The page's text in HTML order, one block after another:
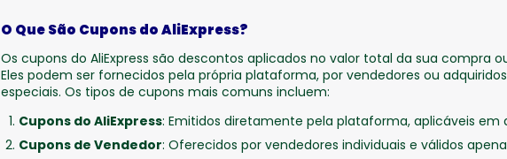
O Que São Cupons do AliExpress?
Os cupons do AliExpress são descontos aplicados no valor total da sua compra
Eles podem ser fornecidos pela própria plataforma, por vendedores ou
especiais. Os tipos de cupons mais comuns incluem:
Cupons do AliExpress: Emitidos diretamente pela plataforma, aplicáveis em
Cupons de Vendedor: Oferecidos por vendedores individuais e válidos